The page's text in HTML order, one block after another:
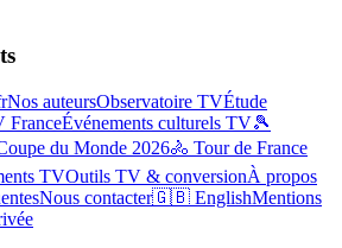
Nos auteursObservatoire TVÉtude
FranceÉvénements culturels TV🎾
du Monde 2026🚴 Tour de France
TVOutils TV & conversionÀ propos
Nous contacter🇬🇧 EnglishMentions